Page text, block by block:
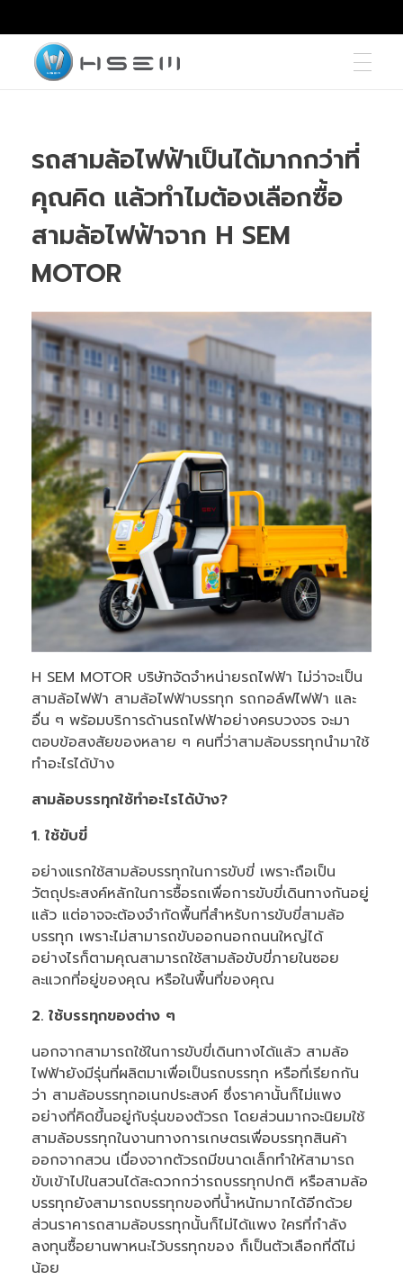
รถสามล้อไฟฟ้าเป็นได้มากกว่าที่
คุณคิด แล้วทำไมต้องเลือกซื้อ
สามล้อไฟฟ้าจาก H SEM
MOTOR
H SEM MOTOR บริษัทจัดจำหน่ายรถไฟฟ้า ไม่ว่าจะเป็น
สามล้อไฟฟ้า สามล้อไฟฟ้าบรรทุก รถกอล์ฟไฟฟ้า และ
อื่น ๆ พร้อมบริการด้านรถไฟฟ้าอย่างครบวงจร จะมา
ตอบข้อสงสัยของหลาย ๆ คนที่ว่าสามล้อบรรทุกนำมาใช้
ทำอะไรได้บ้าง
สามล้อบรรทุกใช้ทำอะไรได้บ้าง?
1. ใช้ขับขี่
อย่างแรกใช้สามล้อบรรทุกในการขับขี่ เพราะถือเป็น
วัตถุประสงค์หลักในการซื้อรถเพื่อการขับขี่เดินทางกันอยู่
แล้ว แต่อาจจะต้องจำกัดพื้นที่สำหรับการขับขี่สามล้อ
บรรทุก เพราะไม่สามารถขับออกนอกถนนใหญ่ได้
อย่างไรก็ตามคุณสามารถใช้สามล้อขับขี่ภายในซอย
ละแวกที่อยู่ของคุณ หรือในพื้นที่ของคุณ
2. ใช้บรรทุกของต่าง ๆ
นอกจากสามารถใช้ในการขับขี่เดินทางได้แล้ว สามล้อ
ไฟฟ้ายังมีรุ่นที่ผลิตมาเพื่อเป็นรถบรรทุก หรือที่เรียกกัน
ว่า สามล้อบรรทุกอเนกประสงค์ ซึ่งราคานั้นก็ไม่แพง
อย่างที่คิดขึ้นอยู่กับรุ่นของตัวรถ โดยส่วนมากจะนิยมใช้
สามล้อบรรทุกในงานทางการเกษตรเพื่อบรรทุกสินค้า
ออกจากสวน เนื่องจากตัวรถมีขนาดเล็กทำให้สามารถ
ขับเข้าไปในสวนได้สะดวกกว่ารถบรรทุกปกติ หรือสามล้อ
บรรทุกยังสามารถบรรทุกของที่น้ำหนักมากได้อีกด้วย
ส่วนราคารถสามล้อบรรทุกนั้นก็ไม่ได้แพง ใครที่กำลัง
ลงทุนซื้อยานพาหนะไว้บรรทุกของ ก็เป็นตัวเลือกที่ดีไม่
น้อย